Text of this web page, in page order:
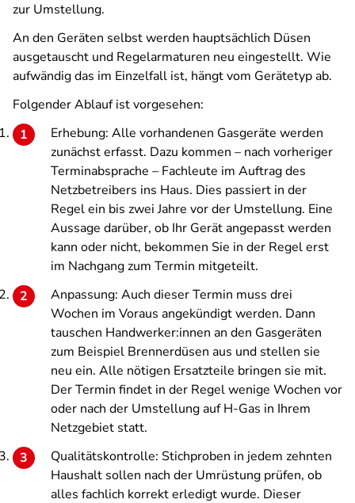
zur Umstellung.
An den Geräten selbst werden hauptsächlich Düsen
ausgetauscht und Regelarmaturen neu eingestellt. Wie
aufwändig das im Einzelfall ist, hängt vom Gerätetyp ab.
Folgender Ablauf ist vorgesehen:
Erhebung: Alle vorhandenen Gasgeräte werden
zunächst erfasst. Dazu kommen – nach vorheriger
Terminabsprache – Fachleute im Auftrag des
Netzbetreibers ins Haus. Dies passiert in der
Regel ein bis zwei Jahre vor der Umstellung. Eine
Aussage darüber, ob Ihr Gerät angepasst werden
kann oder nicht, bekommen Sie in der Regel erst
im Nachgang zum Termin mitgeteilt.
Anpassung: Auch dieser Termin muss drei
Wochen im Voraus angekündigt werden. Dann
tauschen Handwerker:innen an den Gasgeräten
zum Beispiel Brennerdüsen aus und stellen sie
neu ein. Alle nötigen Ersatzteile bringen sie mit.
Der Termin findet in der Regel wenige Wochen vor
oder nach der Umstellung auf H-Gas in Ihrem
Netzgebiet statt.
Qualitätskontrolle: Stichproben in jedem zehnten
Haushalt sollen nach der Umrüstung prüfen, ob
alles fachlich korrekt erledigt wurde. Dieser